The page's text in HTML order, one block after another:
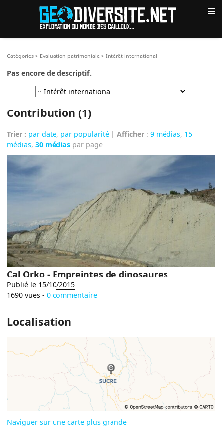
≡
Catégories > Evaluation patrimoniale >Intérêt international
Pas encore de descriptif.
Contribution (1)
Trier : par date, par popularité |Afficher :9 médias, 15
médias,30 médias par page
Cal Orko - Empreintes de dinosaures
Publié le 15/10/2015
1690 vues -0 commentaire
Localisation
Naviguer sur une carte plus grande